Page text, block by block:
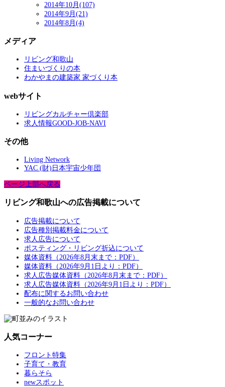
2014年10月(107)
2014年9月(21)
2014年8月(4)
メディア
リビング和歌山
住まいづくりの本
わかやまの建築家 家づくり本
webサイト
リビングカルチャー倶楽部
求人情報GOOD-JOB-NAVI
その他
Living Network
YAC (財)日本宇宙少年団
ページ上部へ戻る
リビング和歌山への広告掲載について
広告掲載について
広告種別掲載料金について
求人広告について
ポスティング・リビング折込について
媒体資料（2026年8月末まで：PDF）
媒体資料（2026年9月1日より：PDF）
求人広告媒体資料（2026年8月末まで：PDF）
求人広告媒体資料（2026年9月1日より：PDF）
配布に関するお問い合わせ
一般的なお問い合わせ
人気コーナー
フロント特集
子育て・教育
暮らそら
newスポット